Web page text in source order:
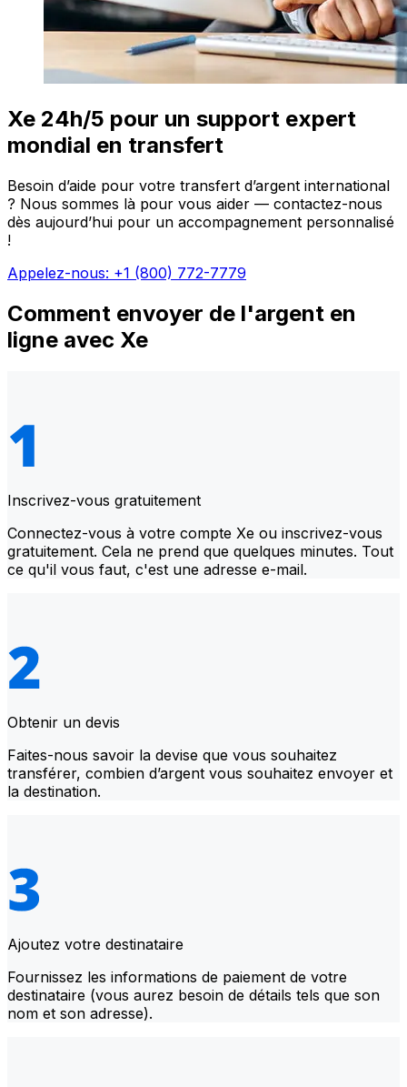
Xe 24h/5 pour un support expert
mondial en transfert
Besoin d’aide pour votre transfert d’argent international
? Nous sommes là pour vous aider — contactez-nous
dès aujourd’hui pour un accompagnement personnalisé
!
Appelez-nous: +1 (800) 772-7779
Comment envoyer de l'argent en
ligne avec Xe
Inscrivez-vous gratuitement
Connectez-vous à votre compte Xe ou inscrivez-vous
gratuitement. Cela ne prend que quelques minutes. Tout
ce qu'il vous faut, c'est une adresse e-mail.
Obtenir un devis
Faites-nous savoir la devise que vous souhaitez
transférer, combien d’argent vous souhaitez envoyer et
la destination.
Ajoutez votre destinataire
Fournissez les informations de paiement de votre
destinataire (vous aurez besoin de détails tels que son
nom et son adresse).